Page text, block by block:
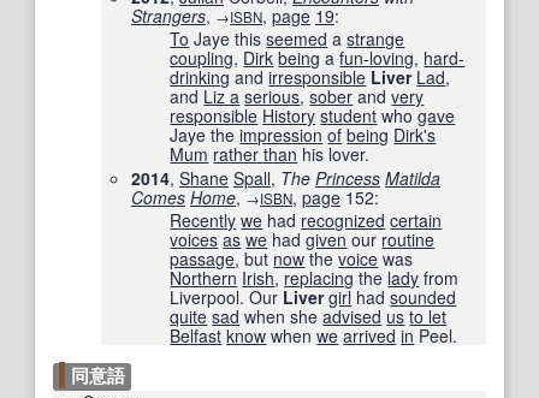
Strangers, →ISBN, page 19:
To Jaye thisseemed astrange
coupling, Dirk being afun-loving, hard-
drinking andirresponsible Liver Lad,
and Liz a serious,sober andvery
responsible History student whogave
Jaye theimpression of being Dirk's
Mum rather than his lover.
2014, Shane Spall, The Princess Matilda
Comes Home, →ISBN, page 152:
Recently we had recognized certain
voices as we hadgiven our routine
passage, but now thevoice was
Northern Irish, replacing the lady from
Liverpool. Our Liver girl hadsounded
quite sad when sheadvised us to let
Belfast know whenwe arrived in Peel.
同意語